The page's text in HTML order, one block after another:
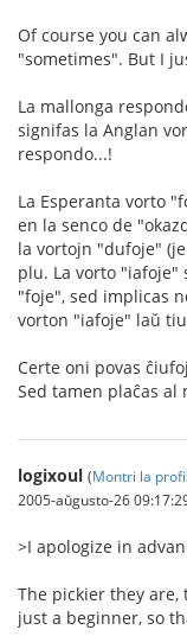
Of course you can
"sometimes". But I
La mallonga
signifas la Anglan
respondo...!
La Esperanta vorto
en la senco de
la vortojn "dufoje"
plu. La vorto "iafoje"
"foje", sed implicas
vorton "iafoje" laŭ
Certe oni povas
Sed tamen plaĉas al
logixoul (Montri la
2005-aŭgusto-26
>I apologize in
The pickier they are,
just a beginner, so